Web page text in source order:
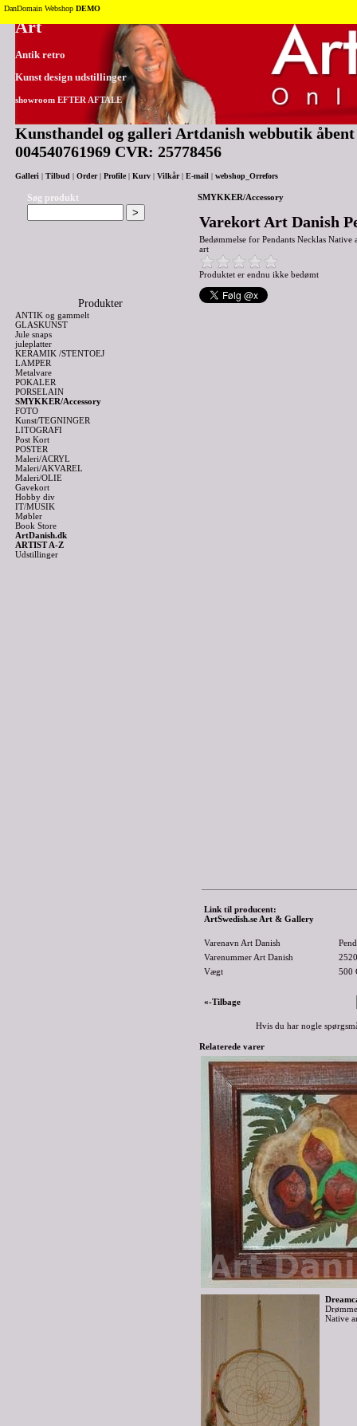
Tilbage til toppen
Art
Antik retro
Kunst design udstillinger
showroom EFTER AFTALE
Kunsthandel og galleri Artdanish webbutik
004540761969 CVR: 25778456
Galleri Tilbud Order| Profile| Kurv Vilkår| E-mail webshop_Orrefors
Søg produkt
Produkter
ANTIK og gammelt
GLASKUNST
Jule snaps
juleplatter
KERAMIK /STENTOEJ
LAMPER
Metalvare
POKALER
PORSELAIN
SMYKKER/Accessory
FOTO
Kunst/TEGNINGER
LITOGRAFI
Post Kort
POSTER
Maleri/ACRYL
Maleri/AKVAREL
Maleri/OLIE
Gavekort
Hobby div
IT/MUSIK
Møbler
Book Store
ArtDanish.dk
ARTIST A-Z
Udstillinger
SMYKKER/Accessory
Varekort Art Danish
Bedømmelse for Pendants Necklas Native
art
Produktet er endnu ikke bedømt
Link til producent:
ArtSwedish.se Art & Gallery
Varenavn Art Danish
Varenummer Art Danish
2520
Vægt
500
«-Tilbage
Hvis du har nogle
Relaterede varer
Native
DanDomain Webshop DEMO